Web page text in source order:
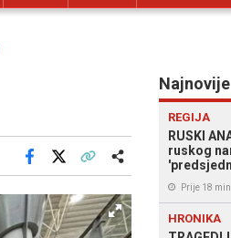
Facebook
Najnovije
REGIJA
RUSKI
ruskog
Prije 18 min
HRONIKA